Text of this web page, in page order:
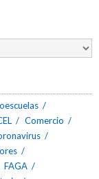
Comercio
FAGA